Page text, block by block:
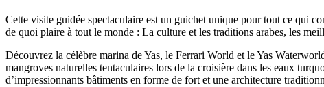
Cette visite guidée spectaculaire est un guichet unique pour tout ce qui
de quoi plaire à tout le monde : La culture et les traditions arabes, les
Découvrez la célèbre marina de Yas, le Ferrari World et le Yas
mangroves naturelles tentaculaires lors de la croisière dans les eaux
d’impressionnants bâtiments en forme de fort et une architecture